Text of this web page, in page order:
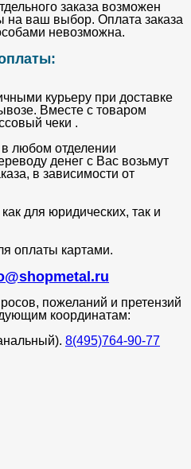
заказа возможен
на ваш выбор. Оплата заказа
невозможна.
курьеру при доставке
Вместе с товаром
чеки .
любом отделении
денег с Вас возьмут
в зависимости от
для юридических, так и
оплаты картами.
пожеланий и претензий
координатам:
8(495)764-90-77